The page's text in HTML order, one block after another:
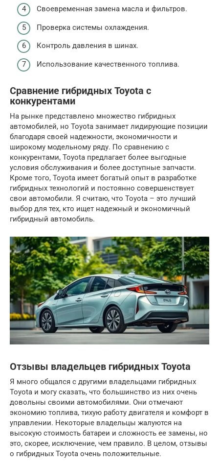
Своевременная замена масла и фильтров.
Проверка системы охлаждения.
Контроль давления в шинах.
Использование качественного топлива.
Сравнение гибридных Toyota с
конкурентами
На рынке представлено множество гибридных
автомобилей, но Toyota занимает лидирующие позиции
благодаря своей надежности, экономичности и
широкому модельному ряду. По сравнению с
конкурентами, Toyota предлагает более выгодные
условия обслуживания и более доступные запчасти.
Кроме того, Toyota имеет богатый опыт в разработке
гибридных технологий и постоянно совершенствует
свои автомобили. Я считаю, что Toyota – это лучший
выбор для тех, кто ищет надежный и экономичный
гибридный автомобиль.
Отзывы владельцев гибридных Toyota
Я много общался с другими владельцами гибридных
Toyota и могу сказать, что большинство из них очень
довольны своими автомобилями. Они отмечают
экономию топлива, тихую работу двигателя и комфорт в
управлении. Некоторые владельцы жалуются на
высокую стоимость батареи и сложность ее замены, но
это, скорее, исключение, чем правило. В целом, отзывы
о гибридных Toyota очень положительные.